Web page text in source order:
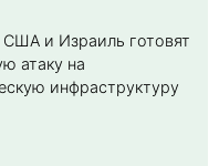
США и Израиль готовят
атаку на
инфраструктуру